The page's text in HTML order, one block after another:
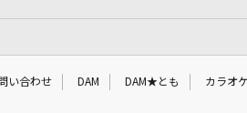
い合わせ DAM DAM★とも カラオ